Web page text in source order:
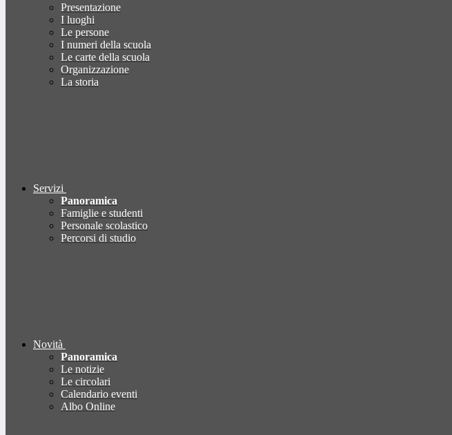
Presentazione
I luoghi
Le persone
I numeri della scuola
Le carte della scuola
Organizzazione
La storia
Servizi
Panoramica
Famiglie e studenti
Personale scolastico
Percorsi di studio
Novità
Panoramica
Le notizie
Le circolari
Calendario eventi
Albo Online